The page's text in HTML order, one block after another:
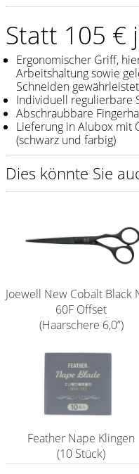
e-kwip
Bürsten
Y.S. Park
Werkzeugtaschen
e-kwip
Joewell
Shampoo
Equipment
Service
Schleifservice
Produktwissen Scheren
Kataloge
Kontakt
Statt 105 €
Ergonomischer Griff,
Arbeitshaltung sowie
Schneiden gewährleistet
Individuell regulierbare
Abschraubbare
Lieferung in Alubox mit
(schwarz und farbig)
Dies könnte Sie
Joewell New Cobalt Black
60F Offset
(Haarschere 6,0”)
Feather Nape Klingen
(10 Stück)